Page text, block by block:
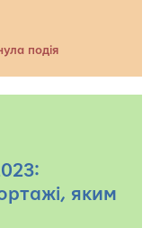
подія
яким